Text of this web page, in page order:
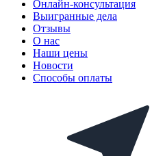
Онлайн-консультация
Выигранные дела
Отзывы
О нас
Наши цены
Новости
Способы оплаты